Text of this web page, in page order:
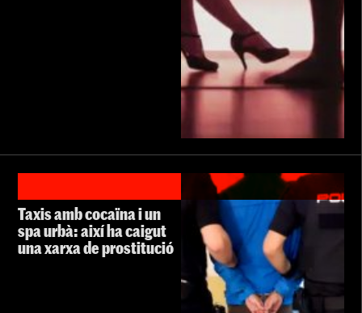
Taxis amb cocaïna i un
spa urbà: així ha caigut
una xarxa de prostitució